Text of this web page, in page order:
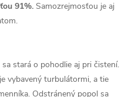
91%. Samozrejmosťou je aj
stará o pohodlie aj pri čistení.
je vybavený turbulátormi, a tie
Odstránený popol sa